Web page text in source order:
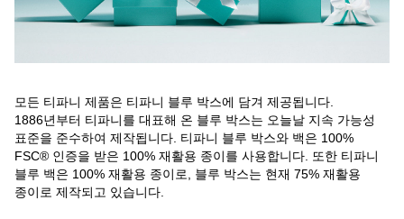
모든 티파니 제품은 티파니 블루 박스에 담겨 제공됩니다.
1886년부터 티파니를 대표해 온 블루 박스는 오늘날 지속 가능성
표준을 준수하여 제작됩니다. 티파니 블루 박스와 백은 100%
FSC® 인증을 받은 100% 재활용 종이를 사용합니다. 또한 티파니
블루 백은 100% 재활용 종이로, 블루 박스는 현재 75% 재활용
종이로 제작되고 있습니다.